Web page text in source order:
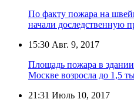
По факту пожара на
начали доследственную
15:30 Авг. 9, 2017
Площадь пожара в
Москве возросла до 1,5
21:31 Июль 10, 2017